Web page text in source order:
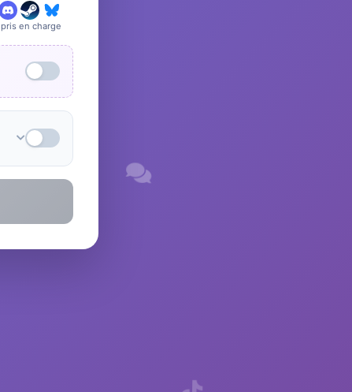
pris en charge